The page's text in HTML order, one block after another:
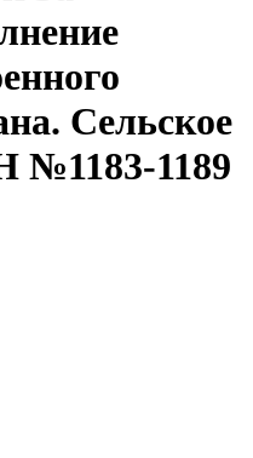
Сельское
№1183-1189